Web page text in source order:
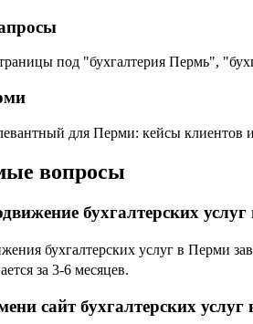
под "бухгалтерия Пермь",
для Перми: кейсы клиентов
вопросы
бухгалтерских
бухгалтерских услуг в Перми
за 3-6 месяцев.
сайт бухгалтерских